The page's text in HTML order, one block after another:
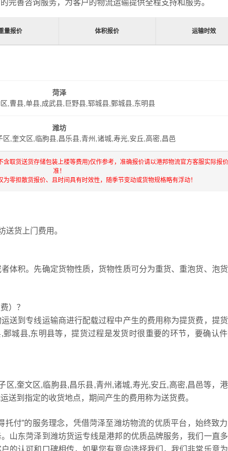
完善咨询服务，为客户的物流运输提供全程支持和服务。
量报价 体积报价 运输时效
菏泽
,曹县,单县,成武县,巨野县,郓城县,鄄城县,东明县
潍坊
区,奎文区,临朐县,昌乐县,青州,诸城,寿光,安丘,高密,昌邑
取货送货存储包装上楼等费用)仅作参考，准确报价请以港邦物流官方客服实际报
准！
零担散货报价、且时间具有时效性，随季节变动或货物规格略有浮动！
送货上门费用。
体积。先确定货物性质，货物性质可分为重货、重泡货、泡
）？
送到专线运输商进行配载过程中产生的费用称为提货费，提
城县,东明县等，提货过程是发货时很重要的环节，要确认
区,奎文区,临朐县,昌乐县,青州,诸城,寿光,安丘,高密,昌邑等，
送到指定的收货地点，期间产生的费用称为送货费。
付”的服务理念，凭借菏泽至潍坊物流的优质平台，始终致
山东菏泽到潍坊货运专线是港邦的优质品牌服务，我们一直
的认可和口碑相传，如果您有意向选择我们，我们非常乐意